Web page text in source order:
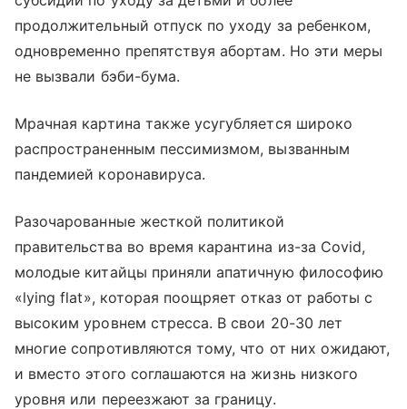
продолжительный отпуск по уходу за ребенком,
одновременно препятствуя абортам. Но эти меры
не вызвали бэби-бума.
Мрачная картина также усугубляется широко
распространенным пессимизмом, вызванным
пандемией коронавируса.
Разочарованные жесткой политикой
правительства во время карантина из-за Covid,
молодые китайцы приняли апатичную философию
«lying flat», которая поощряет отказ от работы с
высоким уровнем стресса. В свои 20-30 лет
многие сопротивляются тому, что от них ожидают,
и вместо этого соглашаются на жизнь низкого
уровня или переезжают за границу.